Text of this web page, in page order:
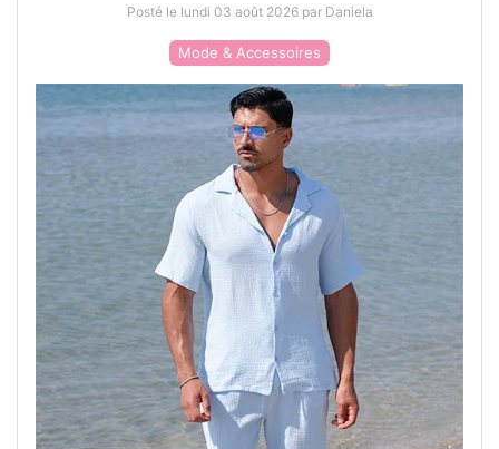
Posté le lundi 03 août 2026 par Daniela
Mode & Accessoires